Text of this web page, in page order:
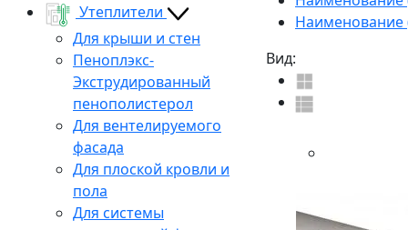
Утеплители
Для крыши и стен
Пеноплэкс-
Экструдированный
пенополистерол
Для вентелируемого
фасада
Для плоской кровли и
пола
Для системы
Наименование
Вид: